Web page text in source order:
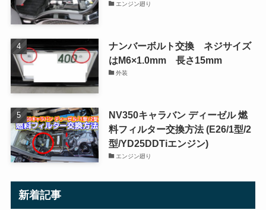
エンジン廻り
ナンバーボルト交換 ネジサイズ
はM6×1.0mm 長さ15mm
外装
NV350キャラバン ディーゼル 燃
料フィルター交換方法 (E26/1型/2
型/YD25DDTiエンジン)
エンジン廻り
新着記事